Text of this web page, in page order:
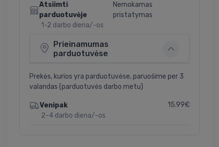
Atsiimti
parduotuvėje
1-2 darbo diena/-os
Nemokamas
pristatymas
Prieinamumas
parduotuvėse
Prekės, kurios yra parduotuvėse, paruošime per 3
valandas (parduotuvės darbo metu)
Venipak
2-4 darbo diena/-os
15.99€